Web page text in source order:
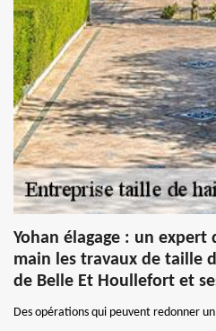
Yohan élagage : un
main les travaux de taille
de Belle Et Houllefort et
Des opérations qui peuvent redonner